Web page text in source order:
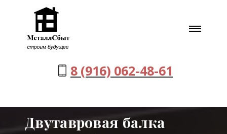
8 (916) 062-48-61
Двутавровая балка